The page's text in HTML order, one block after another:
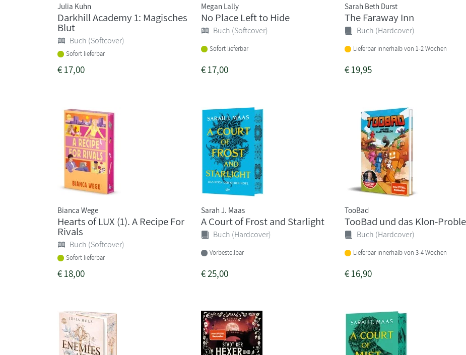
Julia Kuhn
Darkhill Academy 1: Magisches
Blut
Buch (Softcover)
Sofort lieferbar
€17,00
Megan Lally
No Place Left to Hide
Buch (Softcover)
Sofort lieferbar
€17,00
Sarah Beth Durst
The Faraway Inn
Buch (Hardcover)
Lieferbar innerhalb von 1-2 Wochen
€19,95
Bianca Wege
Hearts of LUX (1). A Recipe For
Rivals
Buch (Softcover)
Sofort lieferbar
€18,00
Sarah J. Maas
A Court of Frost and Starlight
Buch (Hardcover)
Vorbestellbar
€25,00
TooBad
TooBad und das Klon-
Buch (Hardcover)
Lieferbar innerhalb von 3-4 Wochen
€16,90